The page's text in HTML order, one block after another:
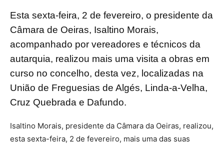
Esta sexta-feira, 2 de fevereiro, o presidente da
Câmara de Oeiras, Isaltino Morais,
acompanhado por vereadores e técnicos da
autarquia, realizou mais uma visita a obras em
curso no concelho, desta vez, localizadas na
União de Freguesias de Algés, Linda-a-Velha,
Cruz Quebrada e Dafundo.
Isaltino Morais, presidente da Câmara da Oeiras, realizou,
esta sexta-feira, 2 de fevereiro, mais uma das suas